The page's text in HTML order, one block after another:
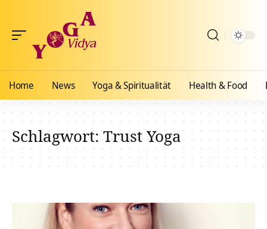
Home News Yoga & Spiritualität Health & Food
Schlagwort:Trust Yoga